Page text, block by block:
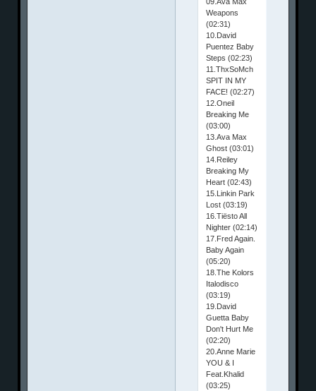
Weapons
(02:31)
10.David
Puentez Baby
Steps (02:23)
11.ThxSoMch
SPIT IN MY
FACE! (02:27)
12.Oneil
Breaking Me
(03:00)
13.Ava Max
Ghost (03:01)
14.Reiley
Breaking My
Heart (02:43)
15.Linkin Park
Lost (03:19)
16.Tiësto All
Nighter (02:14)
17.Fred Again.
Baby Again
(05:20)
18.The Kolors
Italodisco
(03:19)
19.David
Guetta Baby
Don't Hurt Me
(02:20)
20.Anne Marie
YOU & I
Feat.Khalid
(03:25)